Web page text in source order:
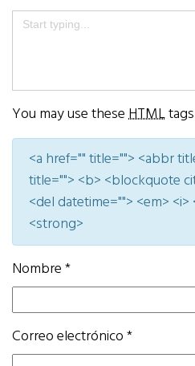
You may use theseHTML
<a href="" title=""> <abbr
title=""> <b> <blockquote
<del datetime=""> <em>
<strong>
Nombre*
Correo electrónico*